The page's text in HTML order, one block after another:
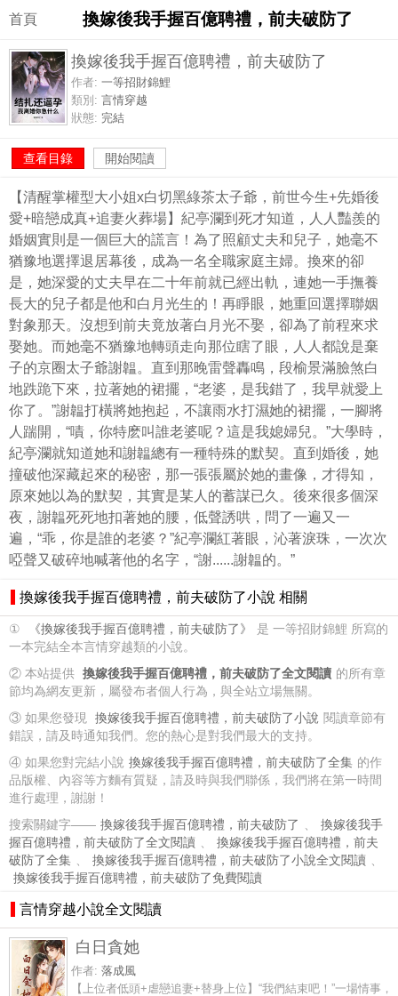
首頁 換嫁後我手握百億聘禮，前夫破防了
換嫁後我手握百億聘禮，前夫破防了
作者: 一等招財錦鯉
類別: 言情穿越
狀態: 完結
查看目錄 開始閱讀
【清醒掌權型大小姐x白切黑綠茶太子爺，前世今生+先婚後
愛+暗戀成真+追妻火葬場】紀亭瀾到死才知道，人人豔羨的
婚姻實則是一個巨大的謊言！為了照顧丈夫和兒子，她毫不
猶豫地選擇退居幕後，成為一名全職家庭主婦。換來的卻
是，她深愛的丈夫早在二十年前就已經出軌，連她一手撫養
長大的兒子都是他和白月光生的！再睜眼，她重回選擇聯姻
對象那天。沒想到前夫竟放著白月光不娶，卻為了前程來求
娶她。而她毫不猶豫地轉頭走向那位瞎了眼，人人都說是棄
子的京圈太子爺謝韞。直到那晚雷聲轟鳴，段榆景滿臉煞白
地跌跪下來，拉著她的裙擺，“老婆，是我錯了，我早就愛上
你了。”謝韞打橫將她抱起，不讓雨水打濕她的裙擺，一腳將
人踹開，“嘖，你特麽叫誰老婆呢？這是我媳婦兒。”大學時，
紀亭瀾就知道她和謝韞總有一種特殊的默契。直到婚後，她
撞破他深藏起來的秘密，那一張張屬於她的畫像，才得知，
原來她以為的默契，其實是某人的蓄謀已久。後來很多個深
夜，謝韞死死地扣著她的腰，低聲誘哄，問了一遍又一
遍，“乖，你是誰的老婆？”紀亭瀾紅著眼，沁著淚珠，一次次
啞聲又破碎地喊著他的名字，“謝......謝韞的。”
換嫁後我手握百億聘禮，前夫破防了小說 相關
① 《換嫁後我手握百億聘禮，前夫破防了》
是 一等招財錦鯉 所寫的
一本完結全本言情穿越類的小說。
② 本站提供 換嫁後我手握百億聘禮，前夫破防了全文閱讀 的所有章
節均為網友更新，屬發布者個人行為，與全站立場無關。
③ 如果您發現 換嫁後我手握百億聘禮，前夫破防了小說 閱讀章節有
錯誤，請及時通知我們。您的熱心是對我們最大的支持。
④ 如果您對完結小說 換嫁後我手握百億聘禮，前夫破防了全集 的作
品版權、內容等方麵有質疑，請及時與我們聯係，我們將在第一時間
進行處理，謝謝！
搜索關鍵字—— 換嫁後我手握百億聘禮，前夫破防了 、
換嫁後我手
握百億聘禮，前夫破防了全文閱讀 、
換嫁後我手握百億聘禮，前夫
破防了全集 、 換嫁後我手握百億聘禮，前夫破防了小說全文閱讀 、
換嫁後我手握百億聘禮，前夫破防了免費閱讀
言情穿越小說全文閱讀
白日貪她
作者: 落成風
【上位者低頭+虐戀追妻+替身上位】“我們結束吧！”一場情事，